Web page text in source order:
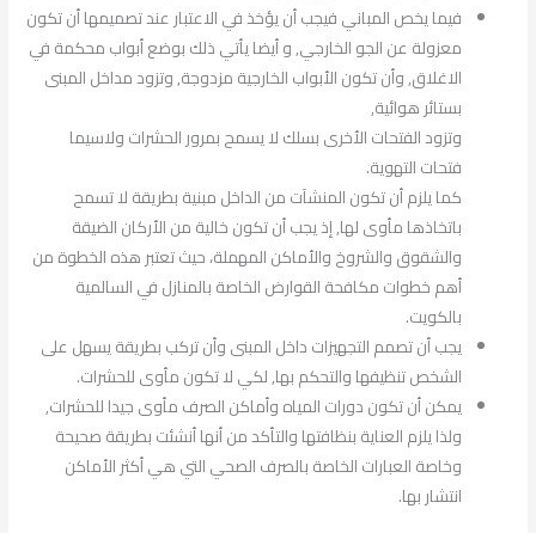
فيما يخص المباني فيجب أن يؤخذ في الاعتبار عند تصميمها أن تكون
معزولة عن الجو الخارجي, و أيضا يأتي ذلك بوضع أبواب محكمة في
الاغلاق, وأن تكون الأبواب الخارجية مزدوجة, وتزود مداخل المبنى
بستائر هوائية,
وتزود الفتحات الأخرى بسلك لا يسمح بمرور الحشرات ولاسيما
فتحات التهوية.
كما يلزم أن تكون المنشآت من الداخل مبنية بطريقة لا تسمح
باتخاذها مأوى لها, إذ يجب أن تكون خالية من الأركان الضيقة
والشقوق والشروخ والأماكن المهملة، حيث تعتبر هذه الخطوة من
أهم خطوات مكافحة القوارض الخاصة بالمنازل في السالمية
بالكويت.
يجب أن تصمم التجهيزات داخل المبنى وأن تركب بطريقة يسهل على
الشخص تنظيفها والتحكم بها, لكي لا تكون مأوى للحشرات.
يمكن أن تكون دورات المياه وأماكن الصرف مأوى جيدا للحشرات,
ولذا يلزم العناية بنظافتها والتأكد من أنها أنشئت بطريقة صحيحة
وخاصة العبارات الخاصة بالصرف الصحي التي هي أكثر الأماكن
انتشار بها.